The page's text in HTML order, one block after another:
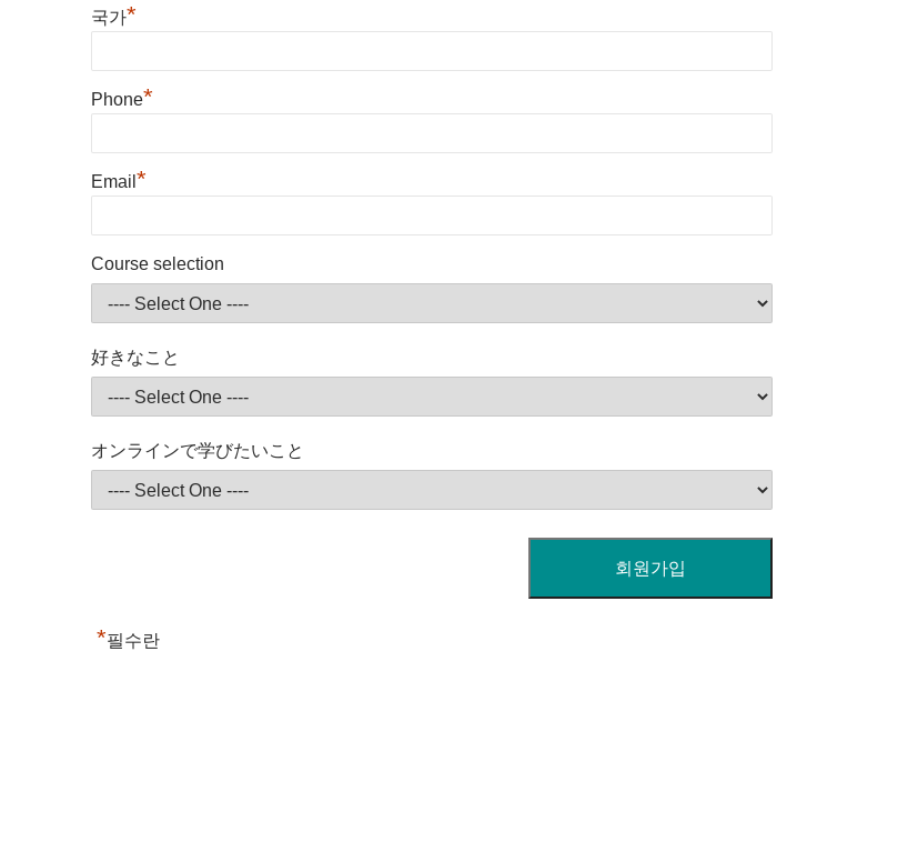
국가*
Phone*
Email *
Course selection
好きなこと
オンラインで学びたいこと
*필수란